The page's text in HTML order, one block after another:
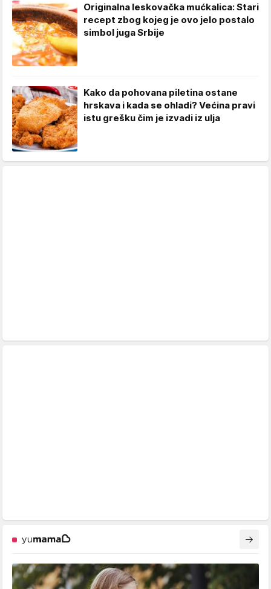
Originalna leskovačka mućkalica: Stari
recept zbog kojeg je ovo jelo postalo
simbol juga Srbije
Kako da pohovana piletina ostane
hrskava i kada se ohladi? Većina pravi
istu grešku čim je izvadi iz ulja